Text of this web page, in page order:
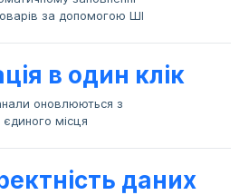
за допомогою ШІ
в один клік
оновлюються з
єдиного місця
даних